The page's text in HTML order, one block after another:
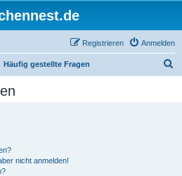
Anmelden
Registrieren
Häufig gestellte Fragen
nicht anmelden!